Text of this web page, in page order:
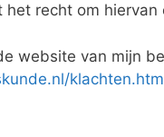
het recht om
website van mijn